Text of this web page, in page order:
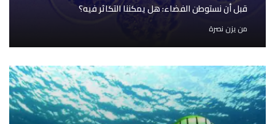
قبل أن نستوطن الفضاء: هل يمكننا التكاثر فيه؟
منيزن نصرة